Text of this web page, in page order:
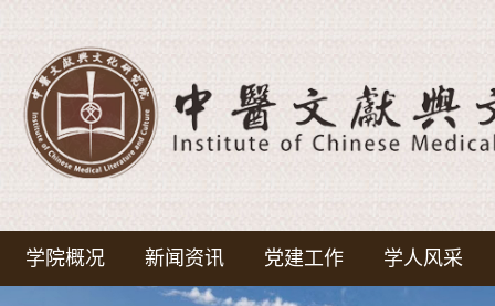
学院概况 新闻资讯 党建工作 学人风采